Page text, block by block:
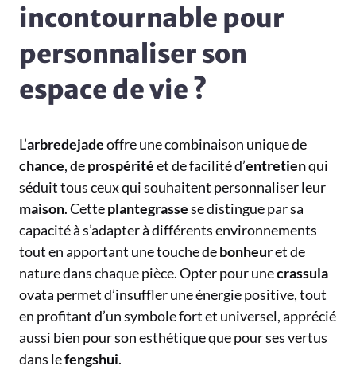
incontournable pour
personnaliser son
espace de vie ?
L’arbredejadeoffre une combinaison unique de
chance, deprospéritéet de facilité d’entretienqui
séduit tous ceux qui souhaitent personnaliser leur
maison. Cetteplantegrassese distingue par sa
capacité à s’adapter à différents environnements
tout en apportant une touche debonheuret de
nature dans chaque pièce. Opter pour unecrassula
ovata permet d’insuffler une énergie positive, tout
en profitant d’un symbole fort et universel, apprécié
aussi bien pour son esthétique que pour ses vertus
dans lefengshui.